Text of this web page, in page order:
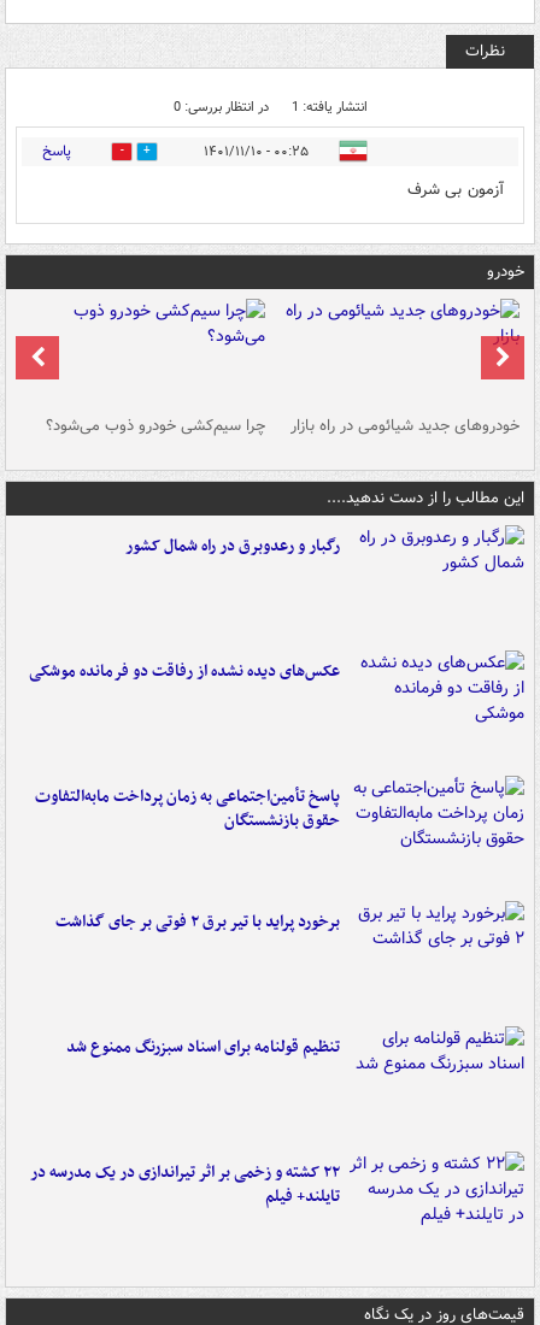
نظرات
انتشار یافته: 1 در انتظار بررسی: 0
۰۰:۲۵ - ۱۴۰۱/۱۱/۱۰ 5 پاسخ
آزمون بی شرف
خودرو
خودروهای جدید شیائومی در راه بازار چرا سیم‌کشی خودرو ذوب می‌شود؟
این مطالب را از دست ندهید....
رگبار و رعدوبرق در راه شمال کشور
عکس‌های دیده نشده از رفاقت دو فرمانده‌ موشکی
پاسخ تأمین‌اجتماعی به زمان پرداخت مابه‌التفاوت
حقوق بازنشستگان
برخورد پراید با تیر برق ۲ فوتی بر جای گذاشت
تنظیم قولنامه برای اسناد سبزرنگ ممنوع شد
۲۲ کشته و زخمی بر اثر تیراندازی در یک مدرسه در
تایلند+ فیلم
قیمت‌های روز در یک نگاه